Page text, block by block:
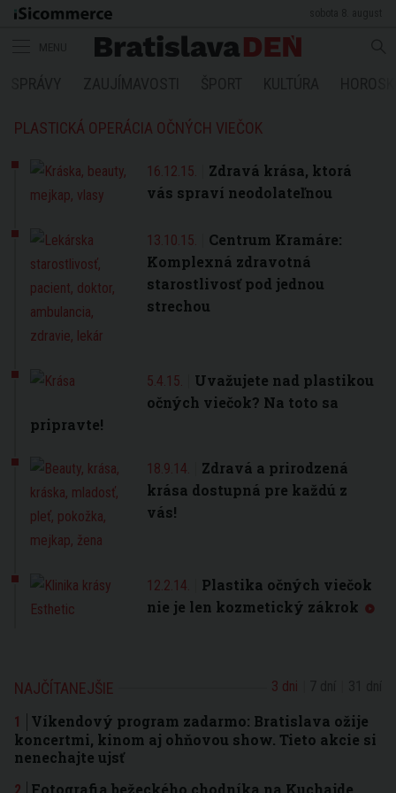
PLASTICKÁ OPERÁCIA OČNÝCH VIEČOK
16.12.15.
Zdravá krása, ktorá
vás spraví neodolateľnou
13.10.15.
Centrum Kramáre:
Komplexná zdravotná
starostlivosť pod jednou
strechou
5.4.15.
Uvažujete nad plastikou
očných viečok? Na toto sa
pripravte!
18.9.14.
Zdravá a prirodzená
krása dostupná pre každú z
vás!
12.2.14.
Plastika očných viečok
nie je len kozmetický zákrok
NAJČÍTANEJŠIE 3 dni
Víkendový program zadarmo: Bratislava ožije
koncertmi, kinom aj ohňovou show. Tieto akcie si
nenechajte ujsť
Fotografia bežeckého chodníka na Kuchajde